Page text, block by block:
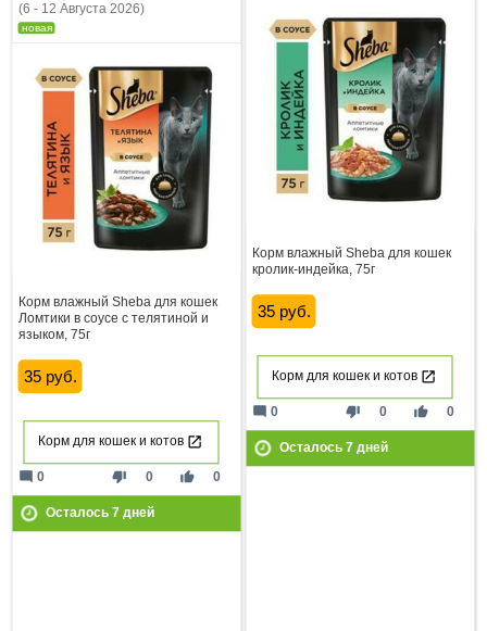
Корм влажный Sheba для кошек
кролик-индейка, 75г
35 руб.
Корм для кошек и котов
thumb_down 0 thumb_up 0
mode_comment 0
Осталось 7дней
(6 - 12 Августа 2026)
новая
Корм влажный Sheba для кошек
Ломтики в соусе с телятиной и
языком, 75г
35 руб.
Корм для кошек и котов
thumb_down 0 thumb_up 0
mode_comment 0
Осталось 7дней